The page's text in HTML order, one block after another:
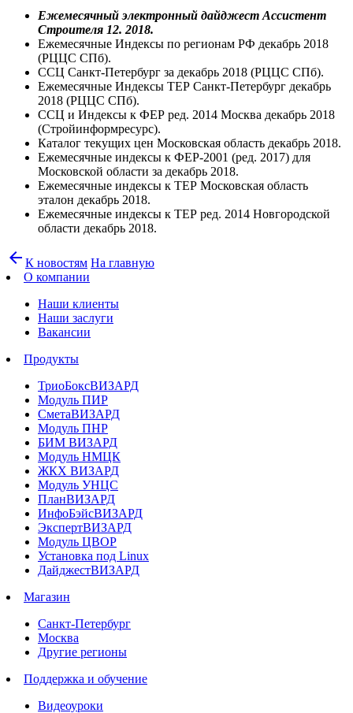
Ежемесячный электронный дайджест Ассистент
Строителя 12. 2018.
Ежемесячные Индексы по регионам РФ декабрь 2018
(РЦЦС СПб).
ССЦ Санкт-Петербург за декабрь 2018 (РЦЦС СПб).
Ежемесячные Индексы ТЕР Санкт-Петербург декабрь
2018 (РЦЦС СПб).
ССЦ и Индексы к ФЕР ред. 2014 Москва декабрь 2018
(Стройинформресурс).
Каталог текущих цен Московская область декабрь 2018.
Ежемесячные индексы к ФЕР-2001 (ред. 2017) для
Московской области за декабрь 2018.
Ежемесячные индексы к ТЕР Московская область
эталон декабрь 2018.
Ежемесячные индексы к ТЕР ред. 2014 Новгородской
области декабрь 2018.
arrow_back К новостям На главную
О компании
Наши клиенты
Наши заслуги
Вакансии
Продукты
ТриоБоксВИЗАРД
Модуль ПИР
СметаВИЗАРД
Модуль ПНР
БИМ ВИЗАРД
Модуль НМЦК
ЖКХ ВИЗАРД
Модуль УНЦС
ПланВИЗАРД
ИнфоБэйсВИЗАРД
ЭкспертВИЗАРД
Модуль ЦВОР
Установка под Linux
ДайджестВИЗАРД
Магазин
Санкт-Петербург
Москва
Другие регионы
Поддержка и обучение
Видеоуроки